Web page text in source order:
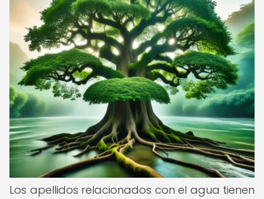
Los apellidos relacionados con el agua tienen